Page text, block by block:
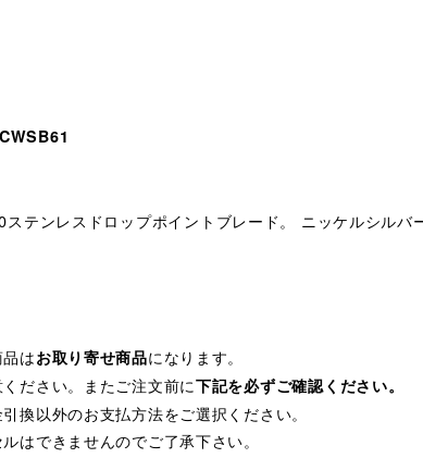
テンレスドロップポイントブレード。 ニッケルシルバ
はお取り寄せ商品になります。
ださい。またご注文前に下記を必ずご確認ください。
換以外のお支払方法をご選択ください。
はできませんのでご了承下さい。